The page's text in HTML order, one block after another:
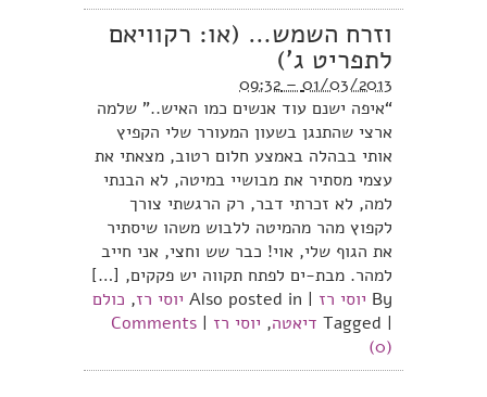
וזרח השמש… (או: רקוויאם
לתפריט ג’)
01/03/2013 – 09:32
“איפה ישנם עוד אנשים כמו האיש..” שלמה
ארצי שהתנגן בשעון המעורר שלי הקפיץ
אותי בבהלה באמצע חלום רטוב, מצאתי את
עצמי מסתיר את מבושיי במיטה, לא הבנתי
למה, לא זכרתי דבר, רק הרגשתי צורך
לקפוץ מהר מהמיטה ללבוש משהו שיסתיר
את הגוף שלי, אוי! כבר שש וחצי, אני חייב
למהר. מבת-ים לפתח תקווה יש פקקים, […]
By יוסי רז |
Also posted in יוסי רז, כולם
|
Tagged דיאטה, יוסי רז |
Comments
(0)